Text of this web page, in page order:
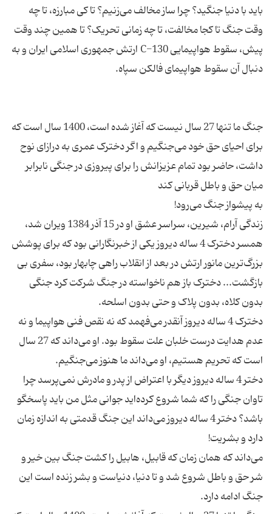
باید با دنیا جنگید؟ چرا ساز مخالف می‌زنیم؟ تا کی مبارزه، تا چه
وقت جنگ تا کجا مخالفت، تا چه زمانی تحریک؟ تا همین چند وقت
پیش، سقوط هواپیمایی C-130 ارتش جمهوری اسلامی ایران و به
جنگ ما تنها 27 سال نیست که آغاز شده است، 1400 سال است که
برای احیای حق خود می‌جنگیم و اگر دخترک عمری به درازای نوح
داشت، حاضر بود تمام عزیزانش را برای پیروزی در جنگی نابرابر
زندگی آرام، شیرین، سراسر عشق او در 15 آذر 1384 ویران شد،
همسر دخترک 4 ساله دیروز یکی از خبرنگارانی بود که برای پوشش
بزرگ‌ترین مانور ارتش در بعد از انقلاب راهی چابهار بود، سفری بی
بازگشت... دخترک باز هم ناخواسته در جنگ شرکت کرد جنگی
دخترک 4 ساله دیروز آنقدر می‌فهمد که نه نقص فنی هواپیما و نه
عدم هدایت درست خلبان علت سقوط بود. او می‌داند که 27 سال
دختر 4 ساله دیروز دیگر با اعتراض از پدر و مادرش نمی‌پرسد چرا
تاوان جنگی را که شما شروع کرده‌اید جوانی مثل من باید پاسخگو
باشد؟ دختر 4 ساله دیروز می‌داند این جنگ قدمتی به اندازه زمان
می‌داند که همان زمان که قابیل، هابیل را کشت جنگ بین خیر و
شر حق و باطل شروع شد و تا دنیا، دنیاست و بشر زنده است این